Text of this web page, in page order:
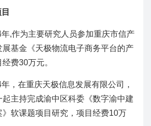
,作为主要研究人员参加重庆市信产
展基金《天极物流电子商务平台的产
费30万元。
，在重庆天极信息发展有限公司，
主持完成渝中区科委《数字渝中建
软课题项目研究，项目经费10万